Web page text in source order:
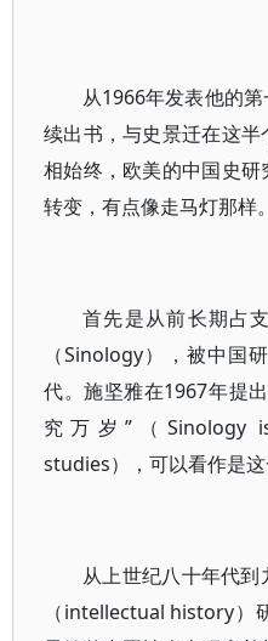
从1966年发表他的
续出书，与史景迁在这
相始终，欧美的中国史
转变，有点像走马灯那样。
首先是从前长期占
（Sinology），被中国
代。施坚雅在1967年提
究万岁”（Sinology
studies），可以看作是这
从上世纪八十年代
（intellectual history）